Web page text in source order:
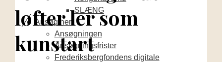
SLÆNG
Ansøg her
Ansøgningen
Ansøgningsfrister
Frederiksbergfondens digitale
løfter ler som
kunstart